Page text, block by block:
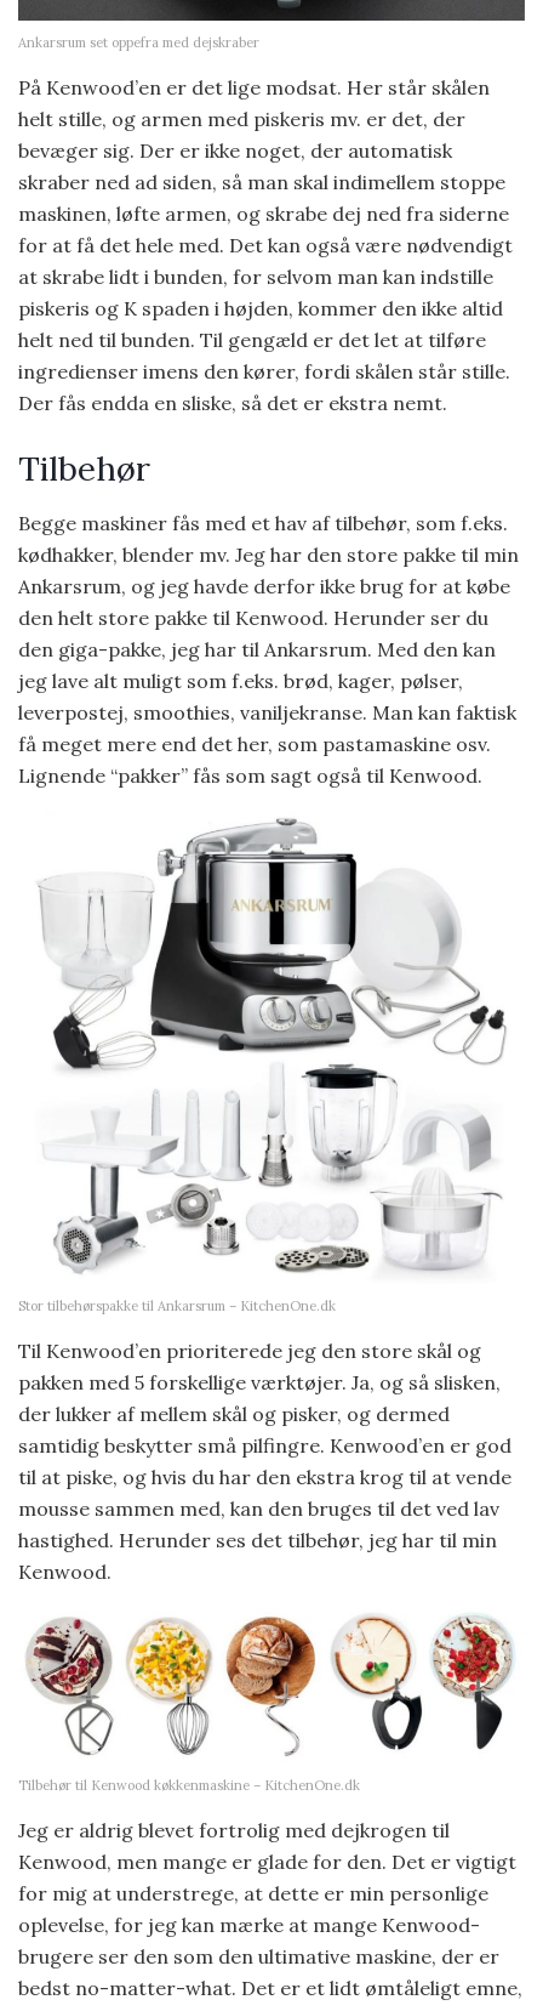
Ankarsrum set oppefra med dejskraber
På Kenwood’en er det lige modsat. Her står skålen
helt stille, og armen med piskeris mv. er det, der
bevæger sig. Der er ikke noget, der automatisk
skraber ned ad siden, så man skal indimellem stoppe
maskinen, løfte armen, og skrabe dej ned fra siderne
for at få det hele med. Det kan også være nødvendigt
at skrabe lidt i bunden, for selvom man kan indstille
piskeris og K spaden i højden, kommer den ikke altid
helt ned til bunden. Til gengæld er det let at tilføre
ingredienser imens den kører, fordi skålen står stille.
Der fås endda en sliske, så det er ekstra nemt.
Tilbehør
Begge maskiner fås med et hav af tilbehør, som f.eks.
kødhakker, blender mv. Jeg har den store pakke til min
Ankarsrum, og jeg havde derfor ikke brug for at købe
den helt store pakke til Kenwood. Herunder ser du
den giga-pakke, jeg har til Ankarsrum. Med den kan
jeg lave alt muligt som f.eks. brød, kager, pølser,
leverpostej, smoothies, vaniljekranse. Man kan faktisk
få meget mere end det her, som pastamaskine osv.
Lignende “pakker” fås som sagt også til Kenwood.
Stor tilbehørspakke til Ankarsrum – KitchenOne.dk
Til Kenwood’en prioriterede jeg den store skål og
pakken med 5 forskellige værktøjer. Ja, og så slisken,
der lukker af mellem skål og pisker, og dermed
samtidig beskytter små pilfingre. Kenwood’en er god
til at piske, og hvis du har den ekstra krog til at vende
mousse sammen med, kan den bruges til det ved lav
hastighed. Herunder ses det tilbehør, jeg har til min
Kenwood.
Tilbehør til Kenwood køkkenmaskine – KitchenOne.dk
Jeg er aldrig blevet fortrolig med dejkrogen til
Kenwood, men mange er glade for den. Det er vigtigt
for mig at understrege, at dette er min personlige
oplevelse, for jeg kan mærke at mange Kenwood-
brugere ser den som den ultimative maskine, der er
bedst no-matter-what. Det er et lidt ømtåleligt emne,